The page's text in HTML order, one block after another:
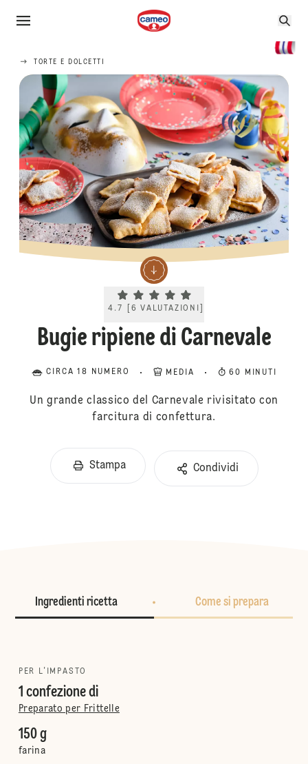
TORTE E DOLCETTI
Current rating 4.7. Click to rate.
4.7 6 VALUTAZIONI
Bugie ripiene di Carnevale
CIRCA 18 NUMERO MEDIA 60 MINUTI
Un grande classico del Carnevale rivisitato con
farcitura di confettura.
Stampa Condividi
Ingredienti ricetta Come si prepara
PER L'IMPASTO
1 confezione di
Preparato per Frittelle
150 g
farina